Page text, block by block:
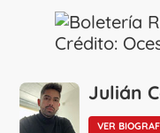
Crédito:
Julián
VER